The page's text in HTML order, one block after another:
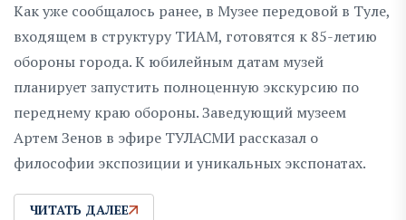
Как уже сообщалось ранее, в Музее передовой в Туле,
входящем в структуру ТИАМ, готовятся к 85-летию
обороны города. К юбилейным датам музей
планирует запустить полноценную экскурсию по
переднему краю обороны. Заведующий музеем
Артем Зенов в эфире ТУЛАСМИ рассказал о
философии экспозиции и уникальных экспонатах.
ЧИТАТЬ ДАЛЕЕ